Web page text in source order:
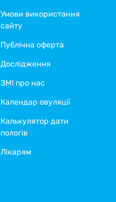
Умови використання
сайту
Публічна оферта
Дослідження
ЗМІ про нас
Календар овуляції
Калькулятор дати
пологів
Лікарям